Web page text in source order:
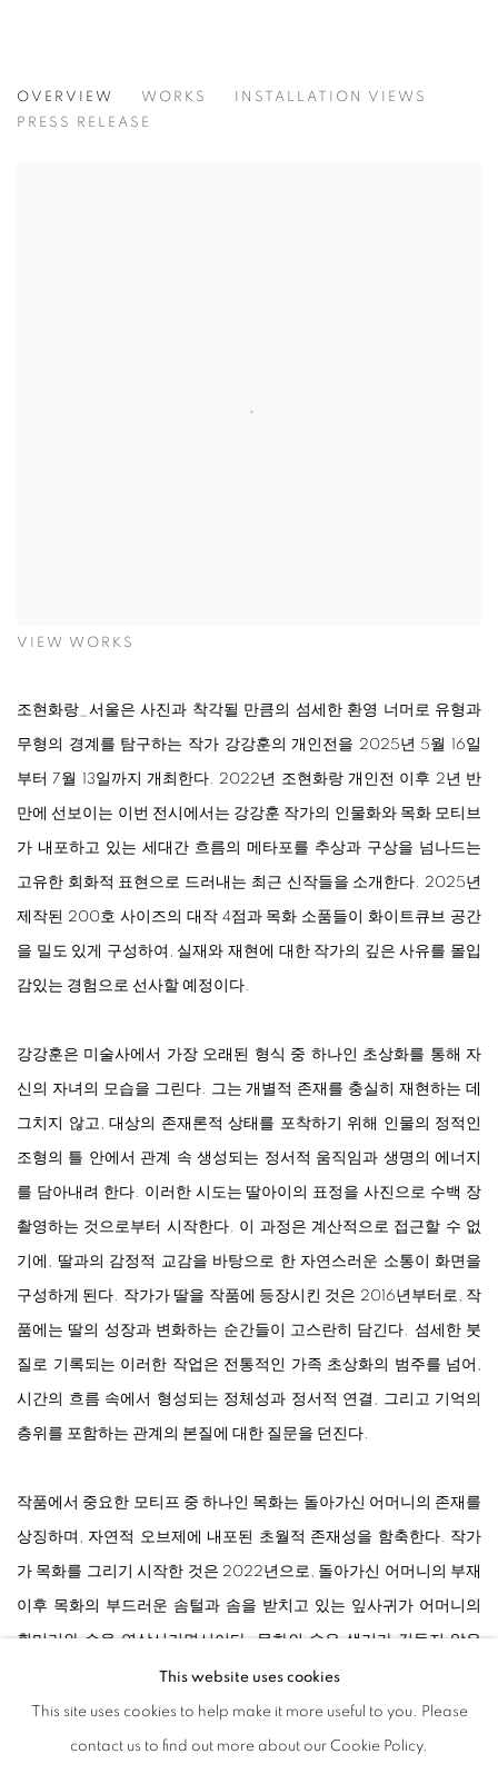
강강훈
OVERVIEW WORKS
INSTALLATION VIEWS
PRESS RELEASE
VIEW WORKS
조현화랑_서울은 사진과 착각될 만큼의 섬세한 환영 너머로 유형과
무형의 경계를 탐구하는 작가 강강훈의 개인전을 2025년 5월 16일
부터 7월 13일까지 개최한다. 2022년 조현화랑 개인전 이후 2년 반
만에 선보이는 이번 전시에서는 강강훈 작가의 인물화와 목화 모티브
가 내포하고 있는 세대간 흐름의 메타포를 추상과 구상을 넘나드는
고유한 회화적 표현으로 드러내는 최근 신작들을 소개한다. 2025년
제작된 200호 사이즈의 대작 4점과 목화 소품들이 화이트큐브 공간
을 밀도 있게 구성하여, 실재와 재현에 대한 작가의 깊은 사유를 몰입
감있는 경험으로 선사할 예정이다.
강강훈은 미술사에서 가장 오래된 형식 중 하나인 초상화를 통해 자
신의 자녀의 모습을 그린다. 그는 개별적 존재를 충실히 재현하는 데
그치지 않고, 대상의 존재론적 상태를 포착하기 위해 인물의 정적인
조형의 틀 안에서 관계 속 생성되는 정서적 움직임과 생명의 에너지
를 담아내려 한다. 이러한 시도는 딸아이의 표정을 사진으로 수백 장
촬영하는 것으로부터 시작한다. 이 과정은 계산적으로 접근할 수 없
기에, 딸과의 감정적 교감을 바탕으로 한 자연스러운 소통이 화면을
구성하게 된다. 작가가 딸을 작품에 등장시킨 것은 2016년부터로, 작
품에는 딸의 성장과 변화하는 순간들이 고스란히 담긴다. 섬세한 붓
질로 기록되는 이러한 작업은 전통적인 가족 초상화의 범주를 넘어,
시간의 흐름 속에서 형성되는 정체성과 정서적 연결, 그리고 기억의
층위를 포함하는 관계의 본질에 대한 질문을 던진다.
작품에서 중요한 모티프 중 하나인 목화는 돌아가신 어머니의 존재를
상징하며, 자연적 오브제에 내포된 초월적 존재성을 함축한다. 작가
가 목화를 그리기 시작한 것은 2022년으로, 돌아가신 어머니의 부재
이후 목화의 부드러운 솜털과 솜을 받치고 있는 잎사귀가 어머니의
흰머리와 손을 연상시키면서이다. 목화의 솜은 생기가 깃들지 않은
꽃의 형상을 하고 있으면서도, 새로운 생명의 온기를 품는 이중적 특
성을 지닌다. 세대 간의 흐름과 변화하는 존재를 은유하는 동시에, 존
재와 부재, 유형과 무형 사이의 모호한 경계를 형성하는 목화와 인물
This website uses cookies
This site uses cookies to help make it more useful to you. Please
contact us to find out more about our Cookie Policy.